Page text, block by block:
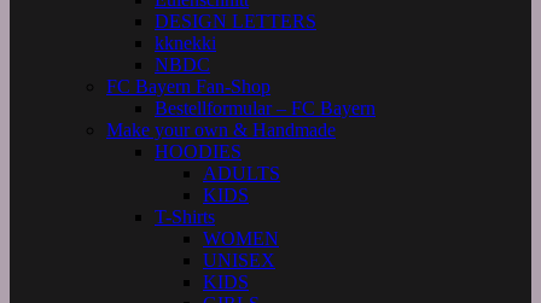
DESIGN LETTERS
kknekki
NBDC
FC Bayern Fan-Shop
Bestellformular – FC Bayern
Make your own & Handmade
HOODIES
ADULTS
KIDS
T-Shirts
WOMEN
UNISEX
KIDS